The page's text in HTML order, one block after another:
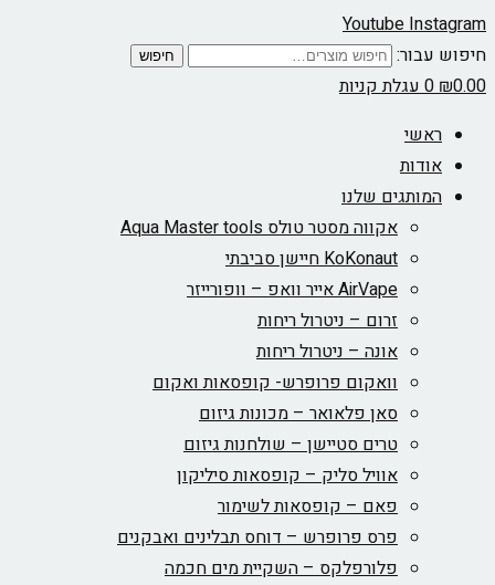
YoutubeInstagram
חיפוש עבור:
חיפוש
₪0.00
0עגלת קניות
ראשי
אודות
המותגים שלנו
אקווה מסטר טולס Aqua Master tools
KoKonaut חיישן סביבתי
AirVape אייר וואפ – וופורייזר
זרום – ניטרול ריחות
אונה – ניטרול ריחות
וואקום פרופרש- קופסאות ואקום
סאן פלאואר – מכונות גיזום
טרים סטיישן – שולחנות גיזום
אוויל סליק – קופסאות סיליקון
פאם – קופסאות לשימור
פרס פרופרש – דוחס תבלינים ואבקנים
פלורפלקס – השקיית מים חכמה